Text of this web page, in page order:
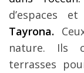
d’espaces
Tayrona.
nature. Ils
terrasses